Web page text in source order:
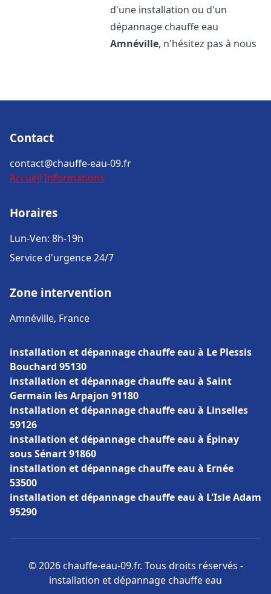
d'une installation ou d'un
dépannage chauffe eau
Amnéville, n'hésitez pas à nous
Contact
contact@chauffe-eau-09.fr
Accueil Informations
Horaires
Lun-Ven: 8h-19h
Service d'urgence 24/7
Zone intervention
Amnéville, France
installation et dépannage chauffe eau à Le Plessis
Bouchard 95130
installation et dépannage chauffe eau à Saint
Germain lès Arpajon 91180
installation et dépannage chauffe eau à Linselles
59126
installation et dépannage chauffe eau à Épinay
sous Sénart 91860
installation et dépannage chauffe eau à Ernée
53500
installation et dépannage chauffe eau à L'Isle Adam
95290
© 2026 chauffe-eau-09.fr. Tous droits réservés -
installation et dépannage chauffe eau